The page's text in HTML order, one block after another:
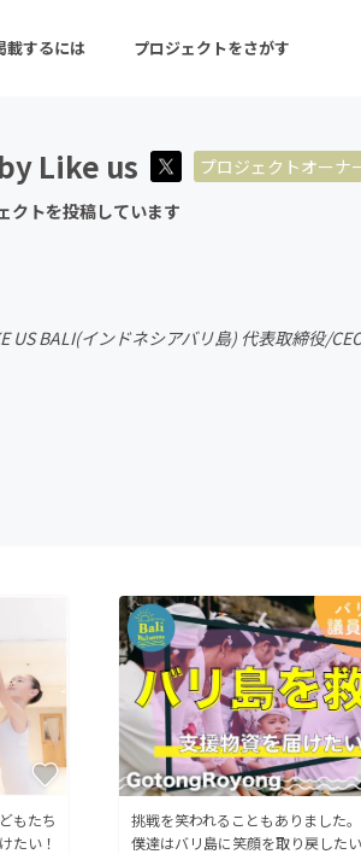
載するには プロジェクトをさがす
プロジェクト
発 フード・飲食店
税
machi-ya コミュニティ
by Like us
プロジェクトオーナ
クトを投稿しています
US BALI(インドネシアバリ島) 代表取締役/
もたち
たい！
挑戦を笑われることもありました。
僕達はバリ島に笑顔を取り戻したい